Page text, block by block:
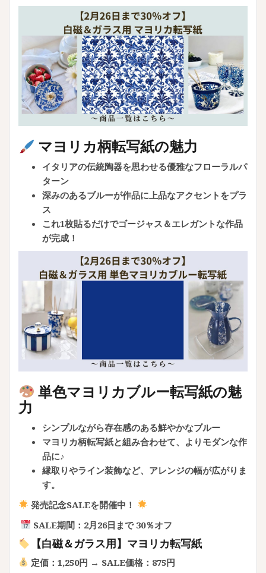
マヨリカ柄転写紙の魅力
イタリアの伝統陶器を思わせる優雅なフローラルパ
ターン
深みのあるブルーが作品に上品なアクセントをプラ
ス
これ1枚貼るだけでゴージャス＆エレガントな作品
が完成！
単色マヨリカブルー転写紙の魅
力
シンプルながら存在感のある鮮やかなブルー
マヨリカ柄転写紙と組み合わせて、よりモダンな作
品に♪
縁取りやライン装飾など、アレンジの幅が広がりま
す。
発売記念SALEを開催中！
SALE期間：2月26日まで 30％オフ
【白磁＆ガラス用】マヨリカ転写紙
定価：1,250円 → SALE価格：875円